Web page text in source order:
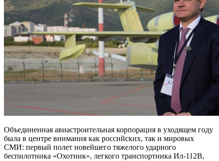
Объединенная авиастроительная корпорация в уходящем году
была в центре внимания как российских, так и мировых
СМИ: первый полет новейшего тяжелого ударного
беспилотника «Охотник», легкого транспортника Ил-112В,